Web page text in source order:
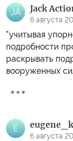
JA Jack
6 августа
"учитывая
подробности
раскрывать
вооруженных
E
6 августа